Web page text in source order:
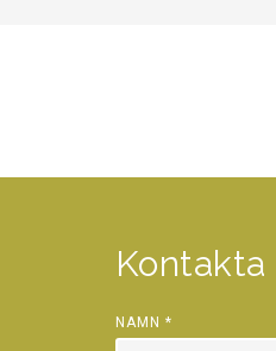
Kontakta
NAMN *